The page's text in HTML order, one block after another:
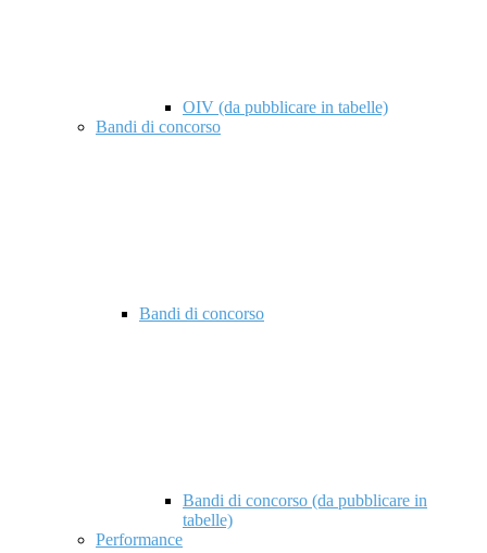
OIV (da pubblicare in tabelle)
Bandi di concorso
Bandi di concorso
Bandi di concorso (da pubblicare in
tabelle)
Performance